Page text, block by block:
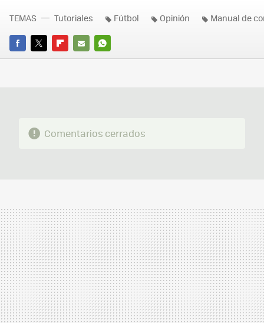
FACEBOOK
TWITTERFLIPBOARD
E-
WHATSAPP
TEMAS Tutoriales Fútbol Opinión Manual de
Comentarios cerrados